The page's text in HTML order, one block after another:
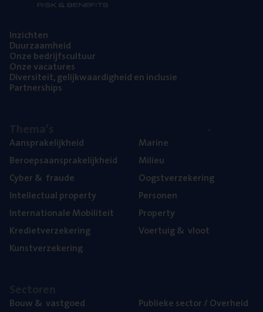
Inzich­ten
Duur­zaam­heid
Onze bedrijfs­cul­tuur
Onze vaca­tu­res
Diver­si­teit, gelijk­waar­dig­heid en inclusie
Part­ner­ships
Aan­spra­ke­lijk­heid
Beroeps­aan­spra­ke­lijk­heid
Cyber& fraude
Intel­lec­tu­al property
Inter­na­ti­o­na­le Mobiliteit
Kre­diet­ver­ze­ke­ring
Kunst­ver­ze­ke­ring
Mari­ne
Mili­eu
Oogst­ver­ze­ke­ring
Per­so­nen
Pro­per­ty
Voer­tuig& vloot
Bouw& vastgoed
Publie­ke sec­tor / Overheid